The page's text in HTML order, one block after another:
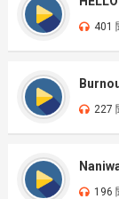
401
227
196